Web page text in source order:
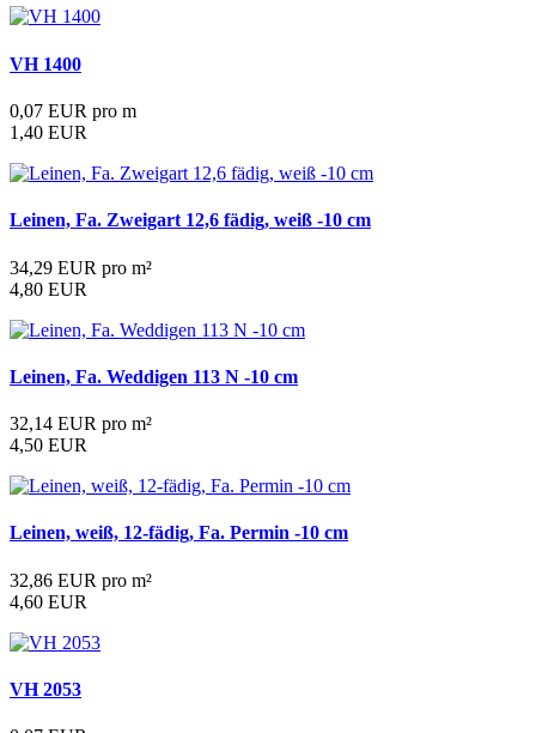
VH 1400
0,07 EUR pro m
1,40 EUR
Leinen, Fa. Zweigart 12,6 fädig, weiß -10 cm
34,29 EUR pro m²
4,80 EUR
Leinen, Fa. Weddigen 113 N -10 cm
32,14 EUR pro m²
4,50 EUR
Leinen, weiß, 12-fädig, Fa. Permin -10 cm
32,86 EUR pro m²
4,60 EUR
VH 2053